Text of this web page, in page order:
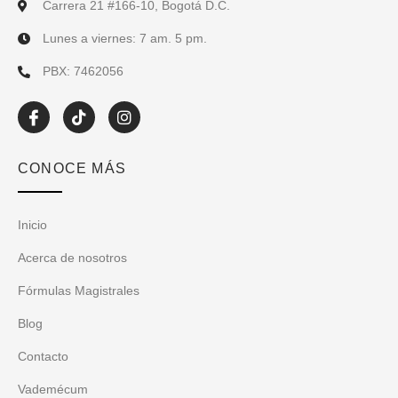
Carrera 21 #166-10, Bogotá D.C.
Lunes a viernes: 7 am. 5 pm.
PBX: 7462056
I
c
o
-
f
c
e
b
o
o
k
T
i
k
o
I
n
s
a
CONOCE MÁS
Inicio
Acerca de nosotros
Fórmulas Magistrales
Blog
Contacto
Vademécum